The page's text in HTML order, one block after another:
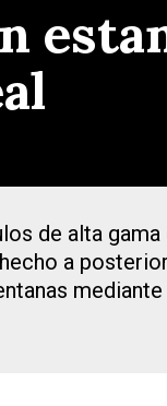
de alta
a
mediante